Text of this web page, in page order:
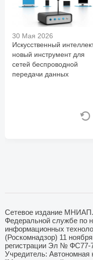
30 Мая 2026
Искусственный
новый инструмент для
сетей беспроводной
передачи данных
Сетевое издание
Федеральной службе по
информационных
(Роскомнадзор) 11
регистрации Эл № ФС77-
Учредитель: Автономная